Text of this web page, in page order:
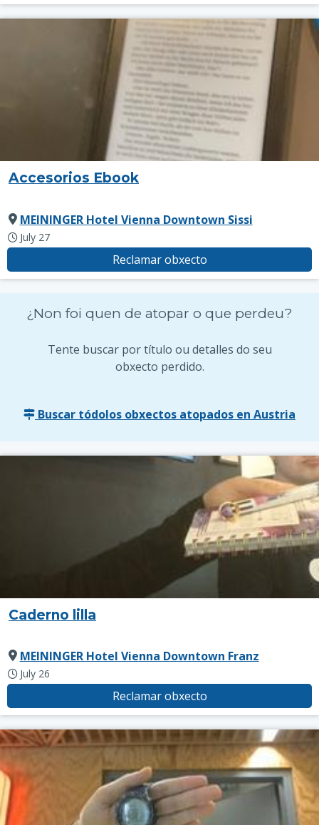
Accesorios Ebook
MEININGER Hotel Vienna Downtown Sissi
July 27
Reclamar obxecto
¿Non foi quen de atopar o que perdeu?
Tente buscar por título ou detalles do seu
obxecto perdido.
Buscar tódolos obxectos atopados en Austria
Caderno lilla
MEININGER Hotel Vienna Downtown Franz
July 26
Reclamar obxecto